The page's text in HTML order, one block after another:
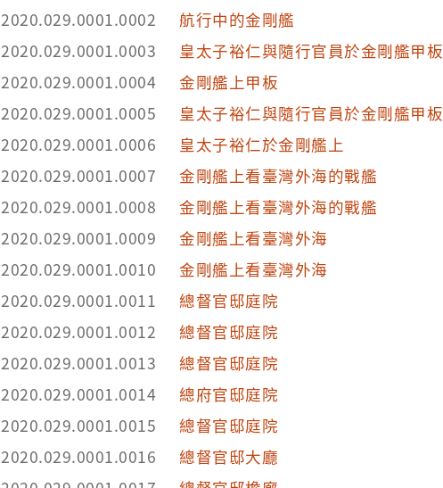
2020.029.0001.0002
航行中的金剛艦
2020.029.0001.0003
皇太子裕仁與隨行官員於金剛艦甲板
2020.029.0001.0004
金剛艦上甲板
2020.029.0001.0005
皇太子裕仁與隨行官員於金剛艦甲板
2020.029.0001.0006
皇太子裕仁於金剛艦上
2020.029.0001.0007
金剛艦上看臺灣外海的戰艦
2020.029.0001.0008
金剛艦上看臺灣外海的戰艦
2020.029.0001.0009
金剛艦上看臺灣外海
2020.029.0001.0010
金剛艦上看臺灣外海
2020.029.0001.0011
總督官邸庭院
2020.029.0001.0012
總督官邸庭院
2020.029.0001.0013
總督官邸庭院
2020.029.0001.0014
總府官邸庭院
2020.029.0001.0015
總督官邸庭院
2020.029.0001.0016
總督官邸大廳